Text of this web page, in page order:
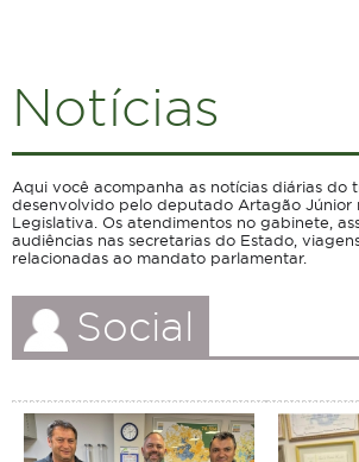
Notícias
Aqui você acompanha as notícias diárias do
desenvolvido pelo deputado Artagão Júnior
Legislativa. Os atendimentos no gabinete,
audiências nas secretarias do Estado,
relacionadas ao mandato parlamentar.
Social